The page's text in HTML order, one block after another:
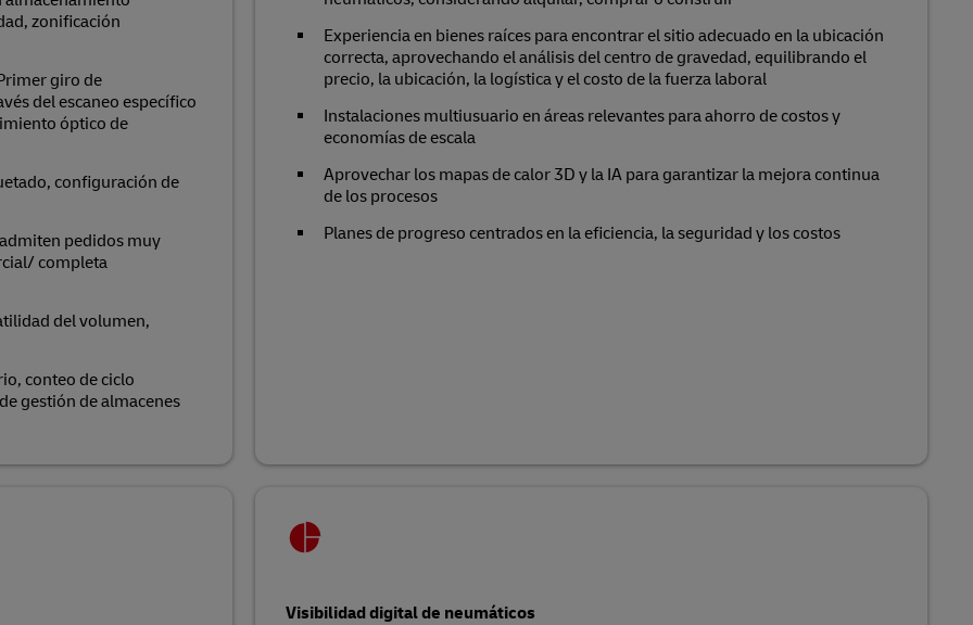
zonificación
giro de
del escaneo específico
óptico de
configuración de
pedidos muy
completa
del volumen,
conteo de ciclo
gestión de almacenes
Experiencia en bienes raíces para encontrar el sitio adecuado en la ubicación
correcta, aprovechando el análisis del centro de gravedad, equilibrando el
precio, la ubicación, la logística y el costo de la fuerza laboral
Instalaciones multiusuario en áreas relevantes para ahorro de costos y
economías de escala
Aprovechar los mapas de calor 3D y la IA para garantizar la mejora continua
de los procesos
Planes de progreso centrados en la eficiencia, la seguridad y los costos
Visibilidad digital de neumáticos